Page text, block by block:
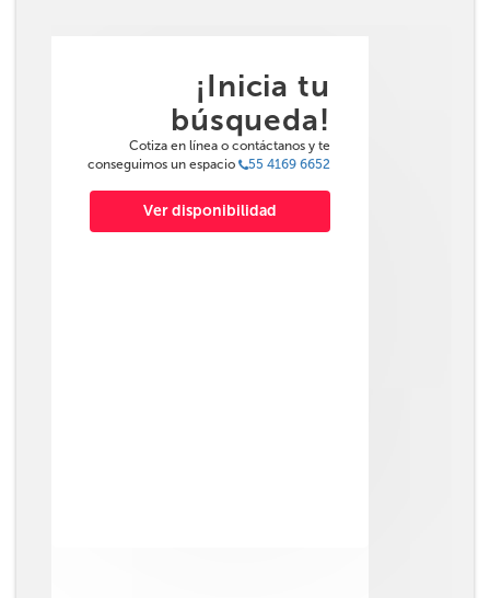
¡Inicia tu
búsqueda!
Cotiza en línea o contáctanos y te
conseguimos un espacio
55 4169 6652
Ver disponibilidad